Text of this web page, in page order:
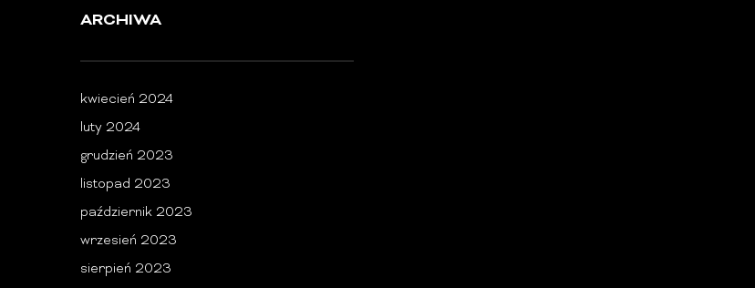
ARCHIWA
kwiecień 2024
luty 2024
grudzień 2023
listopad 2023
październik 2023
wrzesień 2023
sierpień 2023